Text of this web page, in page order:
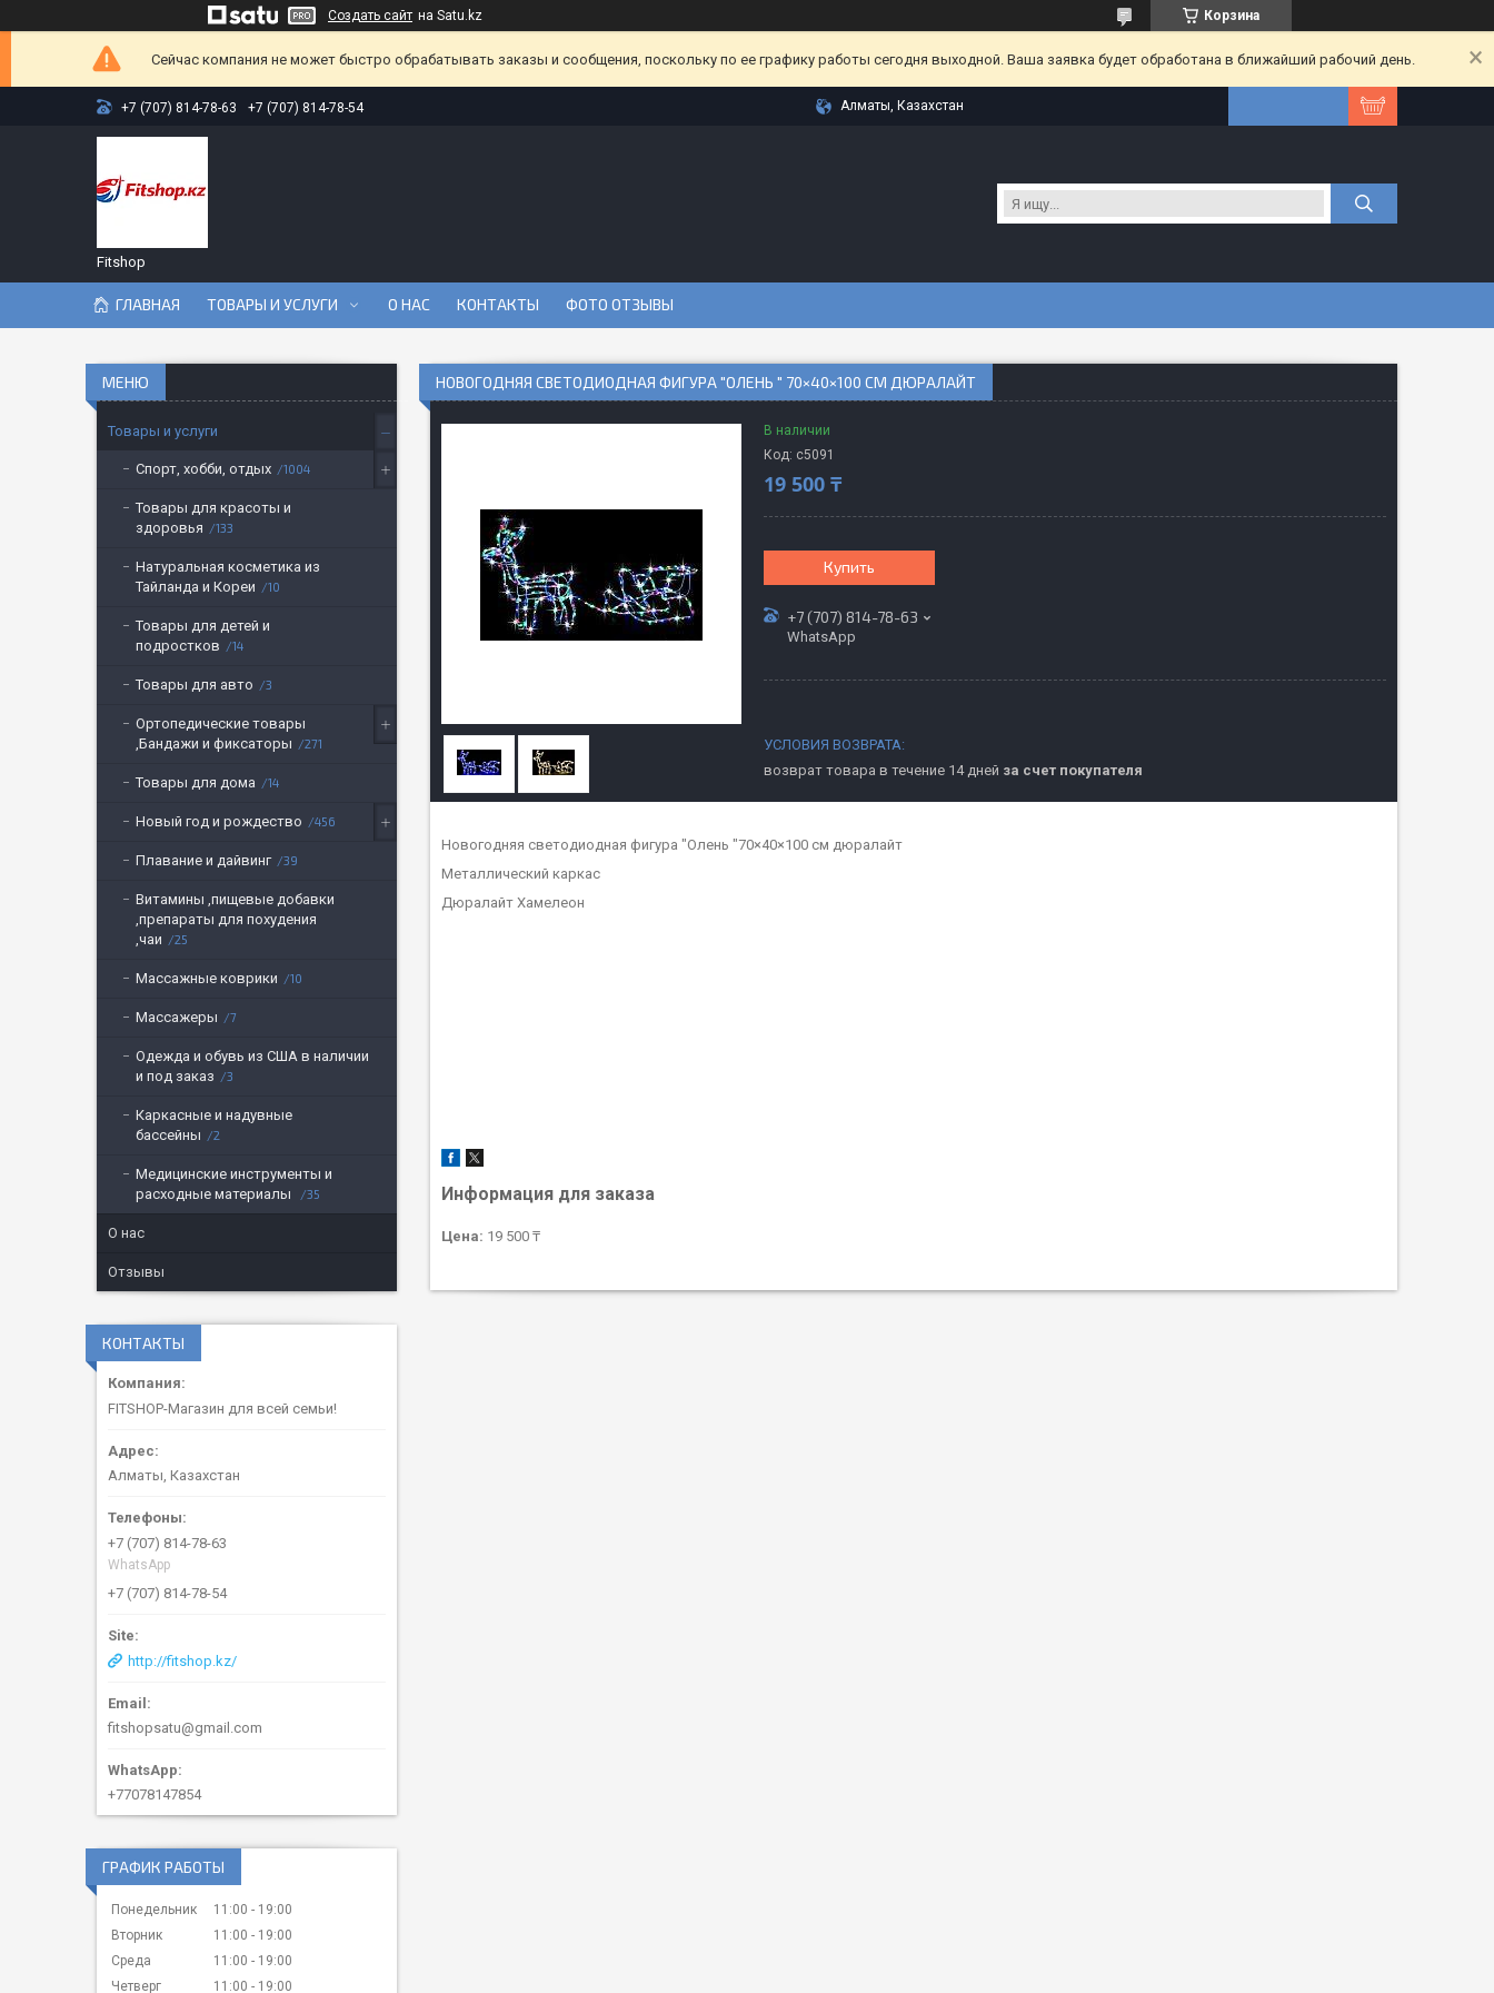
Создать сайт на Satu.kz Корзина
Сейчас компания не может быстро обрабатывать заказы и сообщения, поскольку по ее графику работы сегодня выходной. Ваша заявка будет обработана в ближайший рабочий день.
+7 (707) 814-78-63 +7 (707) 814-78-54 Алматы, Казахстан
Fitshop
ГЛАВНАЯ ТОВАРЫ И УСЛУГИ О НАС КОНТАКТЫ ФОТО ОТЗЫВЫ
НОВОГОДНЯЯ СВЕТОДИОДНАЯ ФИГУРА "ОЛЕНЬ " 70×40×100 СМ ДЮРАЛАЙТ
В наличии
Код: с5091
19 500 ₸
Купить
+7 (707) 814-78-63
WhatsApp
возврат товара в течение 14 дней за счет покупателя
Новогодняя светодиодная фигура "Олень "70×40×100 см дюралайт
Металлический каркас
Дюралайт Хамелеон
Информация для заказа
Цена: 19 500 ₸
Товары и услуги
Спорт, хобби, отдых 1004
Товары для красоты и
здоровья
133
Натуральная косметика из
Тайланда и Кореи
10
Товары для детей и
подростков
14
Товары для авто 3
Ортопедические товары
,Бандажи и фиксаторы
271
Товары для дома 14
Новый год и рождество 456
Плавание и дайвинг 39
Витамины ,пищевые добавки
,препараты для похудения
,чаи
25
Массажные коврики 10
Массажеры 7
Одежда и обувь из США в наличии
и под заказ
3
Каркасные и надувные
бассейны
2
Медицинские инструменты и
расходные материалы
35
О нас
Отзывы
КОНТАКТЫ
FITSHOP-Магазин для всей семьи!
Алматы, Казахстан
+7 (707) 814-78-63
WhatsApp
+7 (707) 814-78-54
http://fitshop.kz/
fitshopsatu@gmail.com
+77078147854
ГРАФИК РАБОТЫ
Понедельник 11:00
19:00
Вторник
11:00
19:00
Среда
11:00
19:00
Четверг
11:00 19:00